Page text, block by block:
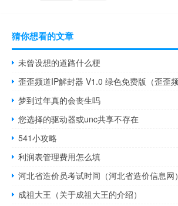
猜你想看的文章
未曾设想的道路什么梗
梦到过年真的会丧生吗
您选择的驱动器或unc共享不存在
541小攻略
利润表管理费用怎么填
河北省造价员考试时间（河北省造价信息网）
成祖大王（关于成祖大王的介绍）